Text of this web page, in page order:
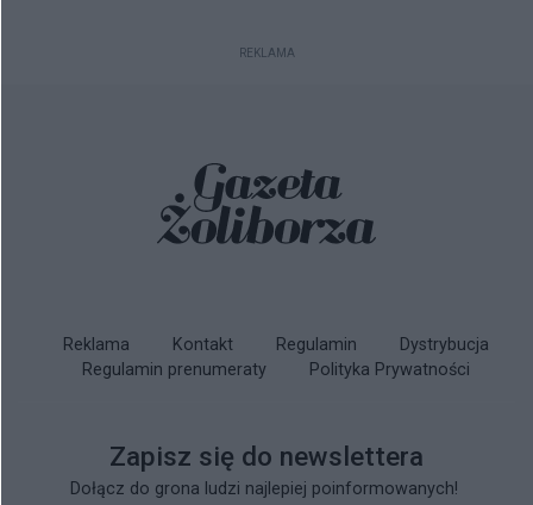
REKLAMA
Reklama Kontakt Regulamin
Dystrybucja
Regulamin prenumeraty
Polityka Prywatności
Zapisz się do newslettera
Dołącz do grona ludzi najlepiej poinformowanych!